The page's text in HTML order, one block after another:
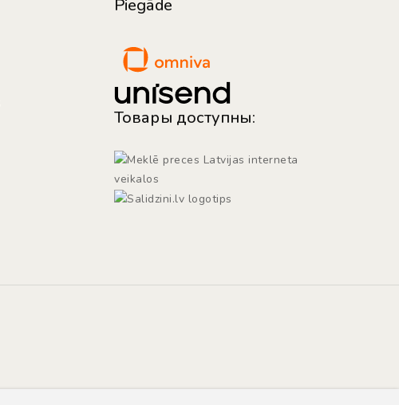
Piegāde
Товары доступны: